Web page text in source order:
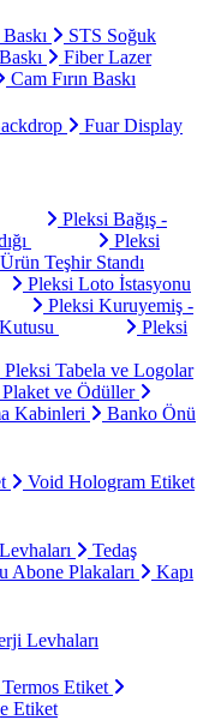
STS Soğuk
Fiber Lazer
Cam Fırın Baskı
Fuar Display
Pleksi Bağış -
Pleksi
Teşhir Standı
Pleksi Loto İstasyonu
Pleksi Kuruyemiş -
Pleksi
Pleksi Tabela ve Logolar
ve Ödüller
Kabinleri
Banko Önü
Void Hologram Etiket
Tedaş
Abone Plakaları
Kapı
Levhaları
Etiket
Etiket